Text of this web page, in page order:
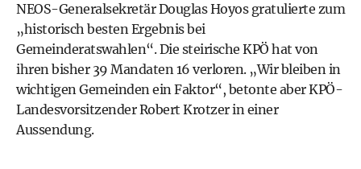
NEOS-Generalsekretär Douglas Hoyos gratulierte zum
„historisch besten Ergebnis bei
Gemeinderatswahlen“. Die steirische KPÖ hat von
ihren bisher 39 Mandaten 16 verloren. „Wir bleiben in
wichtigen Gemeinden ein Faktor“, betonte aber KPÖ-
Landesvorsitzender Robert Krotzer in einer
Aussendung.